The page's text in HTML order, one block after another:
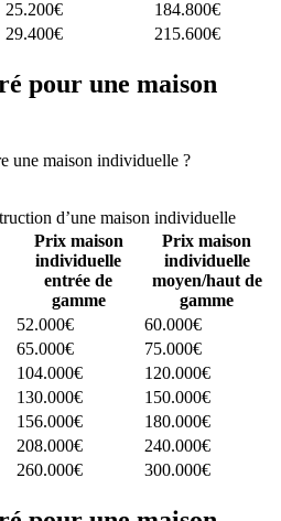
25.200€
184.800€
29.400€ 215.600€
pour une maison
une maison individuelle ?
d’une maison individuelle
Prix maison
individuelle
entrée de
gamme
Prix maison
individuelle
moyen/haut de
gamme
52.000€
60.000€
65.000€
75.000€
104.000€
120.000€
130.000€
150.000€
156.000€
180.000€
208.000€
240.000€
260.000€ 300.000€